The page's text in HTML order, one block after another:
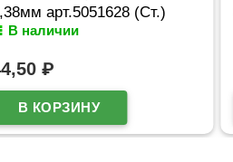
арт.5051628 (Ст.)
В наличии
₽